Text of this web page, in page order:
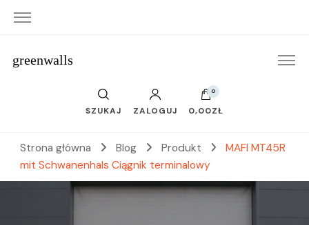
greenwalls
SZUKAJ ZALOGUJ
0
0,00ZŁ
Strona główna Blog Produkt
MAFI MT45R
mit Schwanenhals Ciągnik terminalowy